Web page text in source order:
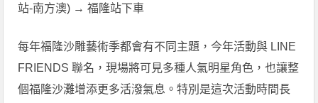
站-南方澳) → 福隆站下車
每年福隆沙雕藝術季都會有不同主題，今年活動與 LINE
FRIENDS 聯名，現場將可見多種人氣明星角色，也讓整
個福隆沙灘增添更多活潑氣息。特別是這次活動時間長